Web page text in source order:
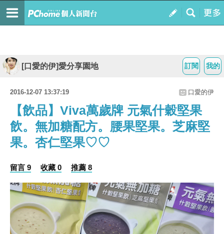
我的
訂閱
[口愛的伊]愛分享園地
2016-12-07 13:37:19 口愛的伊
【飲品】Viva萬歲牌 元氣什穀堅果
飲。無加糖配方。腰果堅果。芝麻堅
果。杏仁堅果♡♡
留言 9 收藏 0 推薦 8